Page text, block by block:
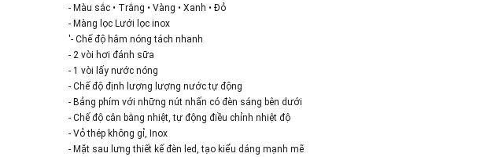
- Màu sắc • Trắng • Vàng • Xanh • Đỏ
- Màng lọc Lưới lọc inox
'- Chế độ hâm nóng tách nhanh
- 2 vòi hơi đánh sữa
- 1 vòi lấy nước nóng
- Chế độ định lượng lượng nước tự động
- Bảng phím với những nút nhấn có đèn sáng bên dưới
- Chế độ cân bằng nhiệt, tự động điều chỉnh nhiệt độ
- Vỏ thép không gỉ, Inox
- Mặt sau lưng thiết kế đèn led, tạo kiểu dáng mạnh mẽ